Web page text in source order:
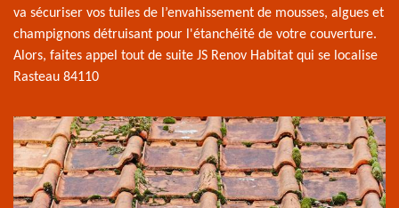
va sécuriser vos tuiles de l’envahissement de mousses, algues et
champignons détruisant pour l'étanchéité de votre couverture.
Alors, faites appel tout de suite JS Renov Habitat qui se localise
Rasteau 84110